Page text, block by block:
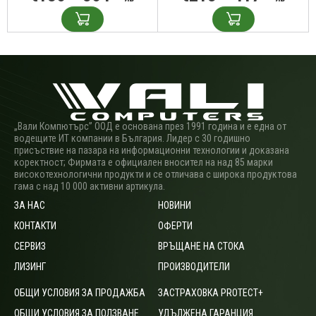
„Вали Компютърс” ООД е основана през 1991 година и е една от
водещите ИТ компании в България. Лидер с 30 годишно
присъствие на пазара на информационни технологии и доказана
коректност; Фирмата е официален вносител на над 85 марки
високотехнологични продукти и се отличава с широка продуктова
гама с над 10 000 активни артикула.
ЗА НАС
КОНТАКТИ
СЕРВИЗ
ЛИЗИНГ
НОВИНИ
ОФЕРТИ
ВРЪЩАНЕ НА СТОКА
ПРОИЗВОДИТЕЛИ
ОБЩИ УСЛОВИЯ ЗА ПРОДАЖБА
ОБЩИ УСЛОВИЯ ЗА ПОЛЗВАНЕ
ЗАСТРАХОВКА PROTECT+
УДЪЛЖЕНА ГАРАНЦИЯ